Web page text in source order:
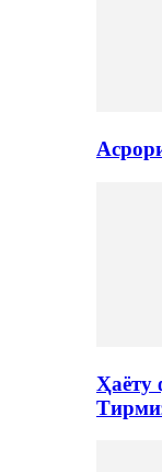
Ҳаёту